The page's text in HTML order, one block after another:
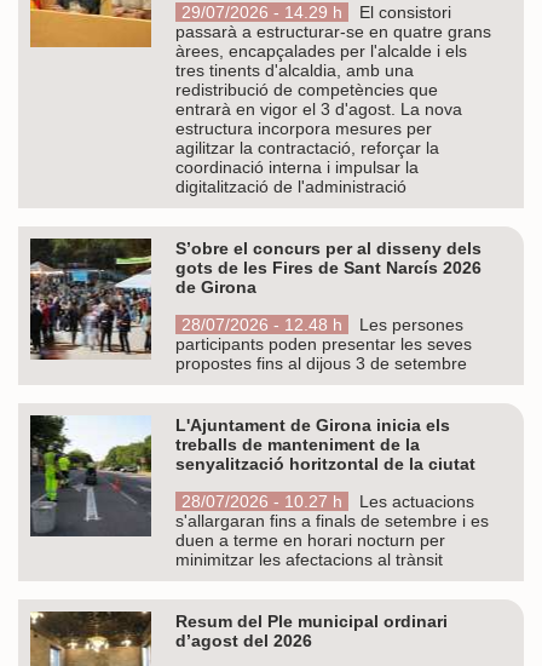
29/07/2026 - 14.29 h
El consistori
passarà a estructurar-se en quatre grans
àrees, encapçalades per l'alcalde i els
tres tinents d'alcaldia, amb una
redistribució de competències que
entrarà en vigor el 3 d'agost. La nova
estructura incorpora mesures per
agilitzar la contractació, reforçar la
coordinació interna i impulsar la
digitalització de l'administració
S’obre el concurs per al disseny dels
gots de les Fires de Sant Narcís 2026
de Girona
28/07/2026 - 12.48 h
Les persones
participants poden presentar les seves
propostes fins al dijous 3 de setembre
L'Ajuntament de Girona inicia els
treballs de manteniment de la
senyalització horitzontal de la ciutat
28/07/2026 - 10.27 h
Les actuacions
s'allargaran fins a finals de setembre i es
duen a terme en horari nocturn per
minimitzar les afectacions al trànsit
Resum del Ple municipal ordinari
d’agost del 2026